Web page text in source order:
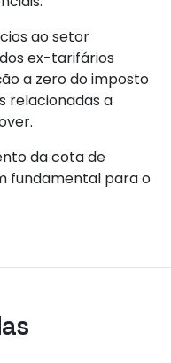
ao setor
ex-tarifários
a zero do imposto
relacionadas a
da cota de
fundamental para o